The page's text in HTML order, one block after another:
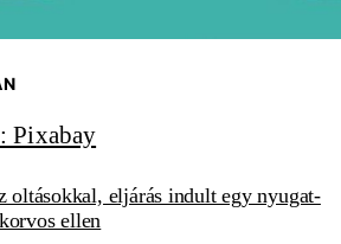
oltásokkal, eljárás indult egy nyugat-
ellen